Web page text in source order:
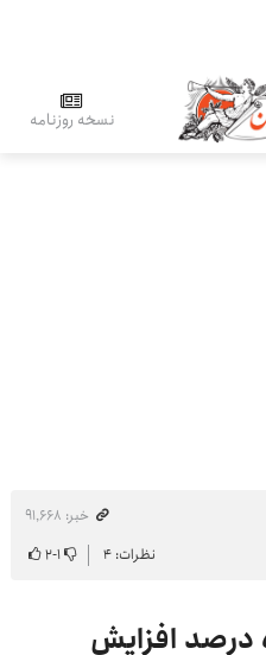
نسخه روزنامه
خبر: ۹۱٬۶۶۸
نظرات: ۴ ۱-۲
حقوق بازنشستگان ۵۰ درصد افزایش